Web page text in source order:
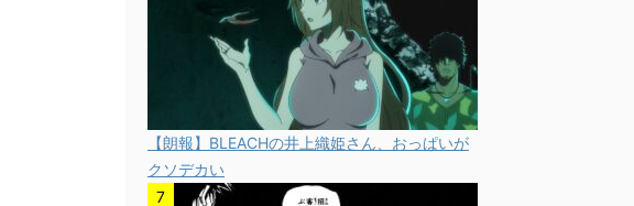
【朗報】BLEACHの井上織姫さん、おっぱいが
クソデカい